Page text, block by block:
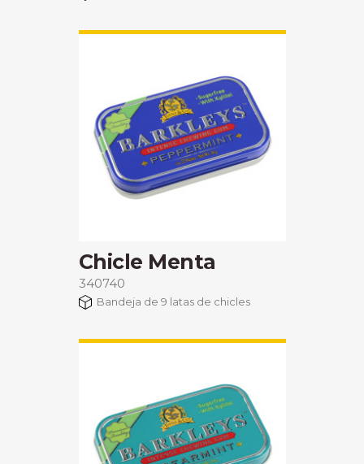
Chicle Menta
340740
Bandeja de 9 latas de chicles